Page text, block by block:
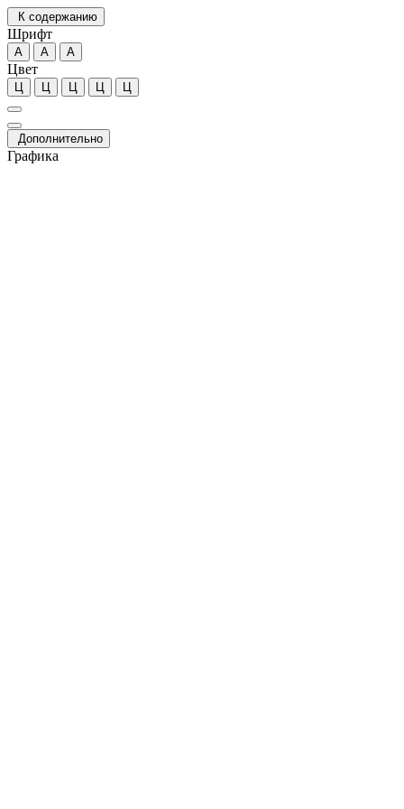
К содержанию
Шрифт
А А А
Цвет
Ц Ц Ц Ц Ц
Дополнительно
Графика